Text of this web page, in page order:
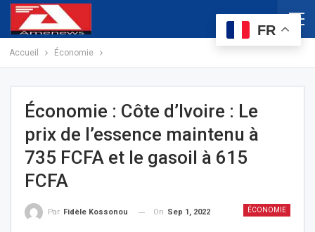
Accueil Économie
Économie : Côte d’Ivoire : Le
prix de l’essence maintenu à
735 FCFA et le gasoil à 615
FCFA
ÉCONOMIE
Par Fidèle Kossonou On Sep 1, 2022
FR